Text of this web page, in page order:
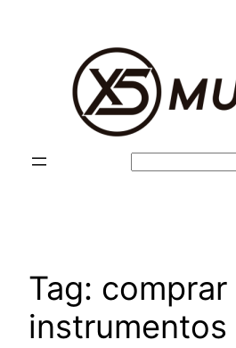
Tag: comprar
instrumentos